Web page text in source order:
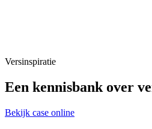
Versinspiratie
Een kennisbank over
Bekijk case online